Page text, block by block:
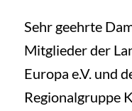
Sehr geehrte
Mitglieder der
Europa e.V. und
Regionalgruppe